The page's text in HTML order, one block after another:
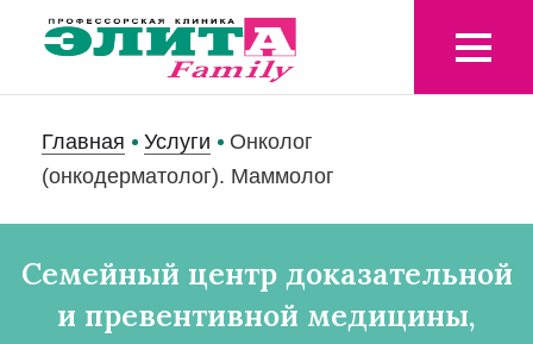
Главная Услуги
Онколог
(онкодерматолог). Маммолог
Семейный центр доказательной
и превентивной медицины,